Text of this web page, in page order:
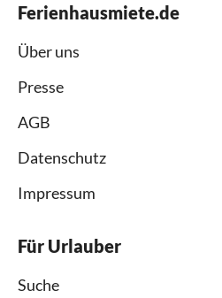
Ferienhausmiete.de
Über uns
Presse
AGB
Datenschutz
Impressum
Für Urlauber
Suche